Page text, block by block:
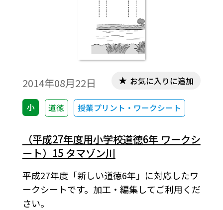
2014年08月22日
小 道徳 授業プリント・ワークシート
お気に入りに追加
（平成27年度用小学校道徳6年 ワークシ
ート）15 タマゾン川
平成27年度「新しい道徳6年」に対応したワ
ークシートです。加工・編集してご利用くだ
さい。